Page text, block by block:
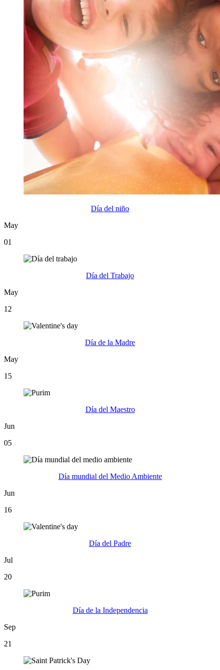
Día del niño
May
01
Día del Trabajo
May
12
Día de la Madre
May
15
Día del Maestro
Jun
05
Día mundial del Medio Ambiente
Jun
16
Día del Padre
Jul
20
Día de la Independencia
Sep
21